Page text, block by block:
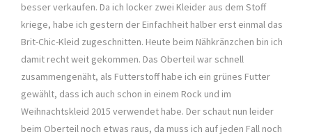
besser verkaufen. Da ich locker zwei Kleider aus dem Stoff
kriege, habe ich gestern der Einfachheit halber erst einmal das
Brit-Chic-Kleid zugeschnitten. Heute beim Nähkränzchen bin ich
damit recht weit gekommen. Das Oberteil war schnell
zusammengenäht, als Futterstoff habe ich ein grünes Futter
gewählt, dass ich auch schon in einem Rock und im
Weihnachtskleid 2015 verwendet habe. Der schaut nun leider
beim Oberteil noch etwas raus, da muss ich auf jeden Fall noch